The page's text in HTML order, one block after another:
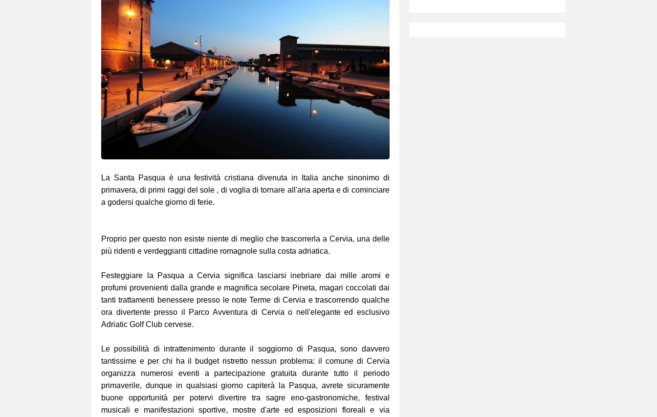
La Santa Pasqua è una festività cristiana divenuta in Italia anche sinonimo di
primavera, di primi raggi del sole , di voglia di tornare all'aria aperta e di cominciare
a godersi qualche giorno di ferie.
Proprio per questo non esiste niente di meglio che trascorrerla a Cervia, una delle
più ridenti e verdeggianti cittadine romagnole sulla costa adriatica.
Festeggiare la Pasqua a Cervia significa lasciarsi inebriare dai mille aromi e
profumi provenienti dalla grande e magnifica secolare Pineta, magari coccolati dai
tanti trattamenti benessere presso le note Terme di Cervia e trascorrendo qualche
ora divertente presso il Parco Avventura di Cervia o nell'elegante ed esclusivo
Adriatic Golf Club cervese.
Le possibilità di intrattenimento durante il soggiorno di Pasqua, sono davvero
tantissime e per chi ha il budget ristretto nessun problema: il comune di Cervia
organizza numerosi eventi a partecipazione gratuita durante tutto il periodo
primaverile, dunque in qualsiasi giorno capiterà la Pasqua, avrete sicuramente
buone opportunità per potervi divertire tra sagre eno-gastronomiche, festival
musicali e manifestazioni sportive, mostre d'arte ed esposizioni floreali e via